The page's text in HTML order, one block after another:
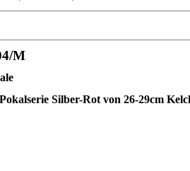
M
Silber-Rot von 26-29cm